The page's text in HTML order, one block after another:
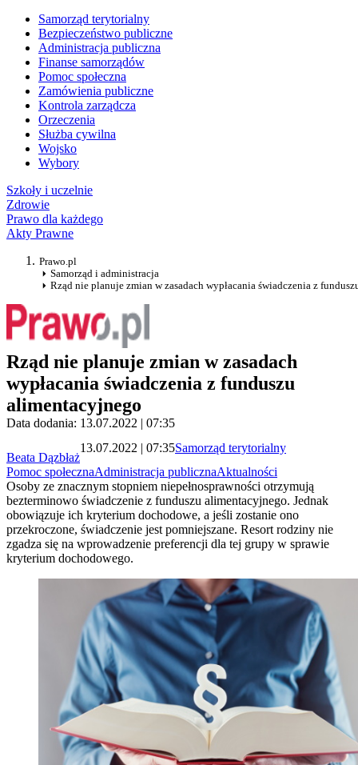
Samorząd terytorialny
Bezpieczeństwo publiczne
Administracja publiczna
Finanse samorządów
Pomoc społeczna
Zamówienia publiczne
Kontrola zarządcza
Orzeczenia
Służba cywilna
Wojsko
Wybory
Szkoły i uczelnie
Zdrowie
Prawo dla każdego
Akty Prawne
Prawo.pl
Samorząd i administracja
Rząd nie planuje zmian w zasadach wypłacania świadczenia z
Rząd nie planuje zmian w zasadach
wypłacania świadczenia z funduszu
alimentacyjnego
Data dodania: 13.07.2022 | 07:35
Beata Dązbłaż
13.07.2022 | 07:35Samorząd terytorialny
Pomoc społecznaAdministracja publicznaAktualności
Osoby ze znacznym stopniem niepełnosprawności otrzymują
bezterminowo świadczenie z funduszu alimentacyjnego. Jednak
obowiązuje ich kryterium dochodowe, a jeśli zostanie ono
przekroczone, świadczenie jest pomniejszane. Resort rodziny nie
zgadza się na wprowadzenie preferencji dla tej grupy w sprawie
kryterium dochodowego.